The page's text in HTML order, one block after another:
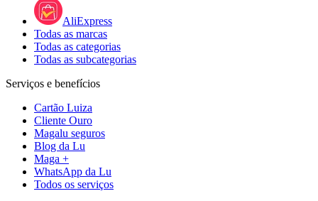
AliExpress
Todas as marcas
Todas as categorias
Todas as subcategorias
Serviços e benefícios
Cartão Luiza
Cliente Ouro
Magalu seguros
Blog da Lu
Maga +
WhatsApp da Lu
Todos os serviços